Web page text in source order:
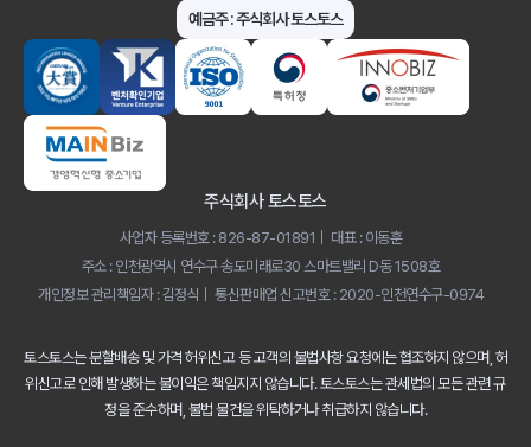
주식회사 토스토스
사업자 등록번호 : 826-87-01891
대표 : 이동훈
주소 : 인천광역시 연수구 송도미래로30 스마트밸리 D동 1508호
개인정보 관리책임자 : 김정식
통신판매업 신고번호 : 2020-인천연수구-0974
토스토스는 분할배송 및 가격 허위신고 등 고객의 불법사항 요청에는 협조하지 않으며, 허
위신고로 인해 발생하는 불이익은 책임지지 않습니다.토스토스는 관세법의 모든 관련 규
정을 준수하며, 불법 물건을 위탁하거나 취급하지 않습니다.
예금주 : 주식회사 토스토스